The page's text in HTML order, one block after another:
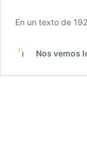
En un texto de
Nos vemos